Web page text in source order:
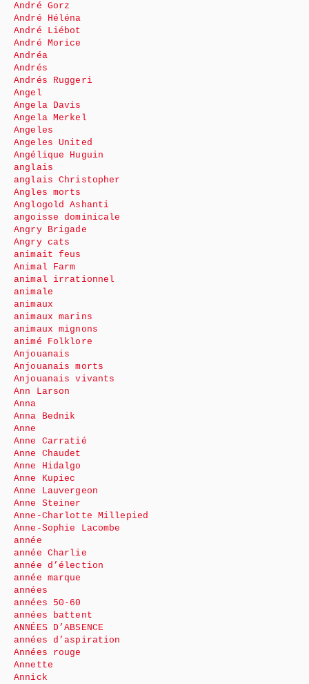
André Gorz
André Héléna
André Liébot
André Morice
Andréa
Andrés
Andrés Ruggeri
Angel
Angela Davis
Angela Merkel
Angeles
Angeles United
Angélique Huguin
anglais
anglais Christopher
Angles morts
Anglogold Ashanti
angoisse dominicale
Angry Brigade
Angry cats
animait feus
Animal Farm
animal irrationnel
animale
animaux
animaux marins
animaux mignons
animé Folklore
Anjouanais
Anjouanais morts
Anjouanais vivants
Ann Larson
Anna
Anna Bednik
Anne
Anne Carratié
Anne Chaudet
Anne Hidalgo
Anne Kupiec
Anne Lauvergeon
Anne Steiner
Anne-Charlotte Millepied
Anne-Sophie Lacombe
année
année Charlie
année d’élection
année marque
années
années 50-60
années battent
ANNÉES D’ABSENCE
années d’aspiration
Années rouge
Annette
Annick